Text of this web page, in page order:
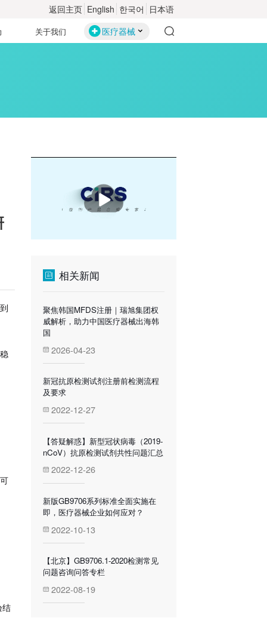
返回主页 English 한국어 日本语
关于我们 医疗器械
结
播
放
相关新闻
聚焦韩国MFDS注册｜瑞旭集团权
威解析，助力中国医疗器械出海韩
国
2026-04-23
新冠抗原检测试剂注册前检测流程
及要求
2022-12-27
【答疑解惑】新型冠状病毒（2019-
nCoV）抗原检测试剂共性问题汇总
2022-12-26
新版GB9706系列标准全面实施在
即，医疗器械企业如何应对？
2022-10-13
【北京】GB9706.1-2020检测常见
问题咨询问答专栏
2022-08-19